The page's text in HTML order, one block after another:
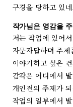
구경을 당하고 있
작가님은 영감을
저는 작업에 있어
자문자답하며 주
이야기하고 싶은
감각은 어디에서
개인전의 주제가
작업의 일부에서